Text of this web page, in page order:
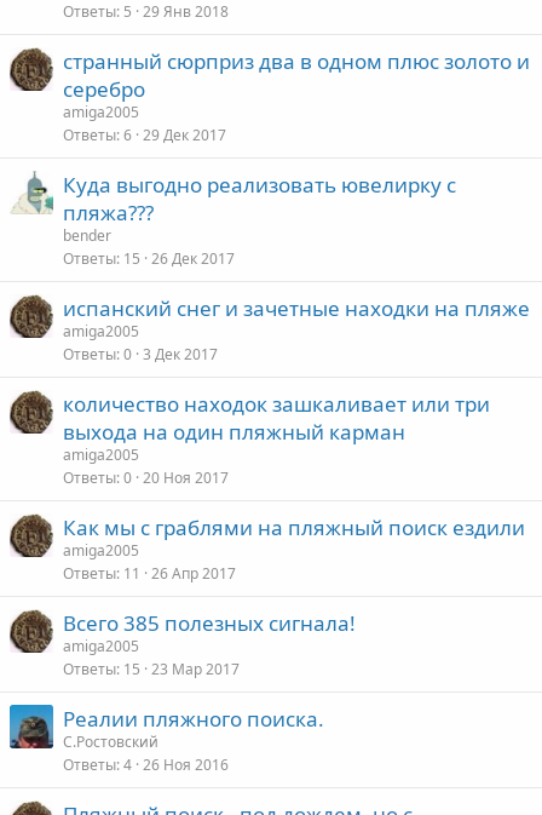
Ответы 5 29 Янв 2018
странный сюрприз два в одном плюс золото и
серебро
amiga2005
Ответы 6 29 Дек 2017
Куда выгодно реализовать ювелирку с
пляжа???
bender
Ответы 15 26 Дек 2017
испанский снег и зачетные находки на пляже
amiga2005
Ответы 0 3 Дек 2017
количество находок зашкаливает или три
выхода на один пляжный карман
amiga2005
Ответы 0 20 Ноя 2017
Как мы с граблями на пляжный поиск ездили
amiga2005
Ответы 11 26 Апр 2017
Всего 385 полезных сигнала!
amiga2005
Ответы 15 23 Мар 2017
Реалии пляжного поиска.
С.Ростовский
Ответы 4 26 Ноя 2016